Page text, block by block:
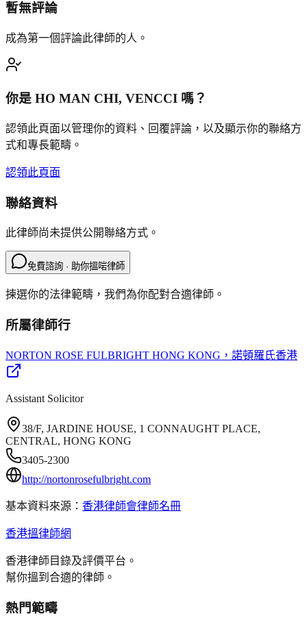
暫無評論
成為第一個評論此律師的人。
你是 HO MAN CHI, VENCCI 嗎？
認領此頁面以管理你的資料、回覆評論，以及顯示你的聯絡方
式和專長範疇。
認領此頁面
聯絡資料
此律師尚未提供公開聯絡方式。
免費諮詢 · 助你搵啱律師
揀選你的法律範疇，我們為你配對合適律師。
所屬律師行
NORTON ROSE FULBRIGHT HONG KONG ，諾頓羅氏香港
Assistant Solicitor
38/F, JARDINE HOUSE, 1 CONNAUGHT PLACE,
CENTRAL, HONG KONG
3405-2300
http://nortonrosefulbright.com
基本資料來源： 香港律師會律師名冊
香港搵律師網
香港律師目錄及評價平台。
幫你搵到合適的律師。
熱門範疇